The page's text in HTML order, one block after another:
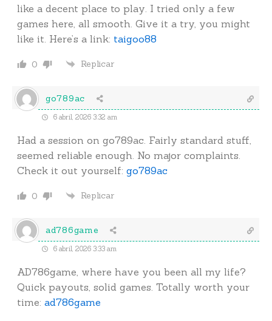
like a decent place to play. I tried only a few
games here, all smooth. Give it a try, you might
like it. Here’s a link: taigoo88
0 Replicar
go789ac
6 abril, 2026 3:32 am
Had a session on go789ac. Fairly standard stuff,
seemed reliable enough. No major complaints.
Check it out yourself: go789ac
0 Replicar
ad786game
6 abril, 2026 3:33 am
AD786game, where have you been all my life?
Quick payouts, solid games. Totally worth your
time: ad786game